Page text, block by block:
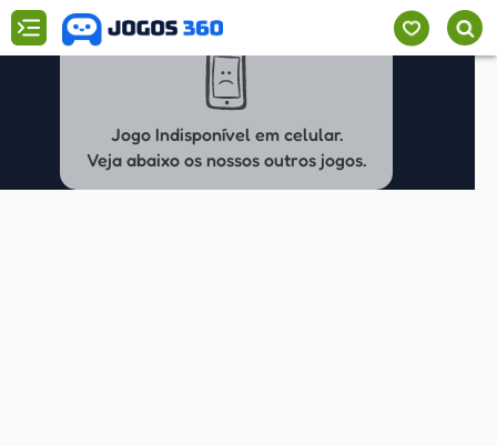
Jogo Indisponível em celular.
Veja abaixo os nossos outros jogos.